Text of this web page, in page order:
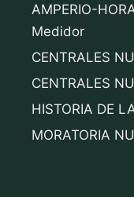
AMPERIO-
Medidor
CENTRALES
CENTRALES
HISTORIA DE
MORATORIA